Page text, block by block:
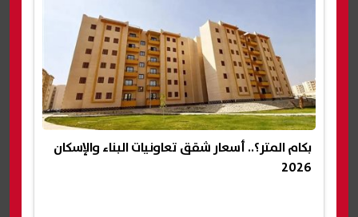
بكام المتر؟.. أسعار شقق تعاونيات البناء والإسكان
2026